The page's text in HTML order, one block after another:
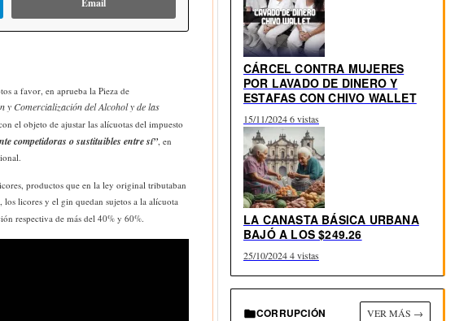
Email
a favor, en aprueba la Pieza de
y Comercialización del Alcohol y de las
el objeto de ajustar las alícuotas del impuesto
competidoras o sustituibles entre sí”, en
productos que en la ley original tributaban
licores y el gin quedan sujetos a la alícuota
respectiva de más del 40% y 60%.
CÁRCEL CONTRA MUJERES
POR LAVADO DE DINERO Y
ESTAFAS CON CHIVO WALLET
15/11/20246 vistas
LA CANASTA BÁSICA URBANA
BAJÓ A LOS $249.26
25/10/20244 vistas
CORRUPCIÓN VER MÁS →